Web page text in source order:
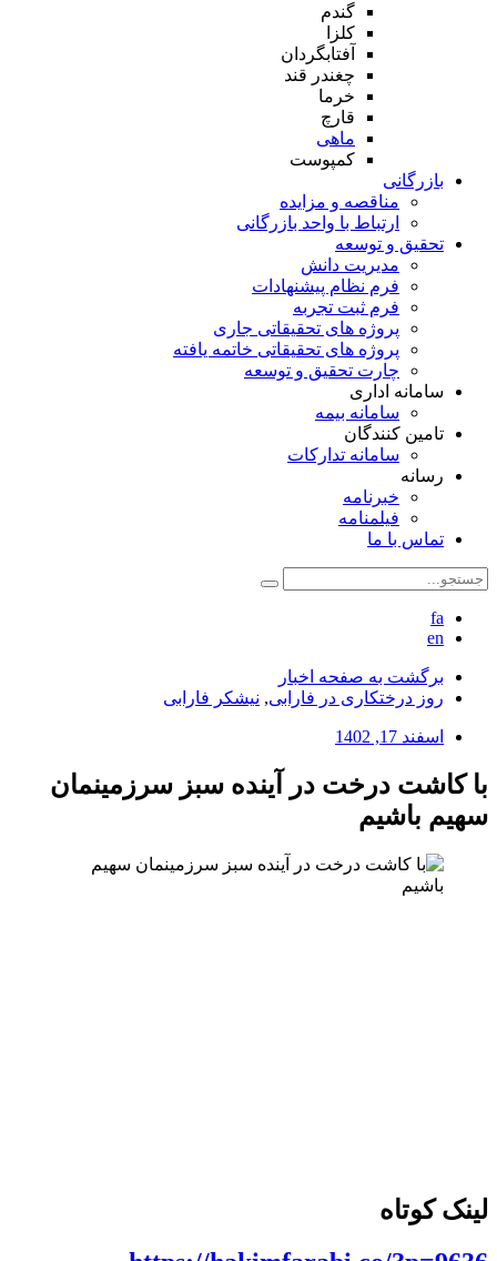
گندم
کلزا
آفتابگردان
چغندر قند
خرما
قارچ
ماهی
کمپوست
بازرگانی
مناقصه و مزایده
ارتباط با واحد بازرگانی
تحقیق و توسعه
مدیریت دانش
فرم نظام پیشنهادات
فرم ثبت تجربه
پروژه های تحقیقاتی جاری
پروژه های تحقیقاتی خاتمه یافته
چارت تحقیق و توسعه
سامانه اداری
سامانه بیمه
تامین کنندگان
سامانه تدارکات
رسانه
خبرنامه
فیلمنامه
تماس با ما
fa
en
برگشت به صفحه اخبار
روز درختکاری در فارابی, نیشکر فارابی
اسفند 17, 1402
با کاشت درخت در آینده سبز سرزمینمان
سهیم باشیم
لینک کوتاه